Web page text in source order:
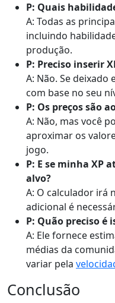
P: Quais
A: Todas as
incluindo
produção.
P: Preciso inserir
A: Não. Se deixado
com base no seu
P: Os preços são
A: Não, mas você
aproximar os
jogo.
P: E se minha XP
alvo?
A: O calculador irá
adicional é
P: Quão preciso é
A: Ele fornece
médias da
variar pela
Conclusão